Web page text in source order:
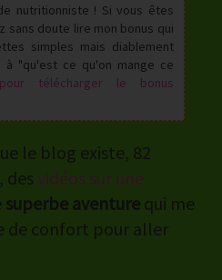
nutritionniste ! Si vous êtes
sans doute lire mon bonus qui
simples mais diablement
à "qu'est ce qu'on mange ce
télécharger le bonus
le blog existe, 82
des vidéos sur une
superbe aventure qui me
de confort pour aller